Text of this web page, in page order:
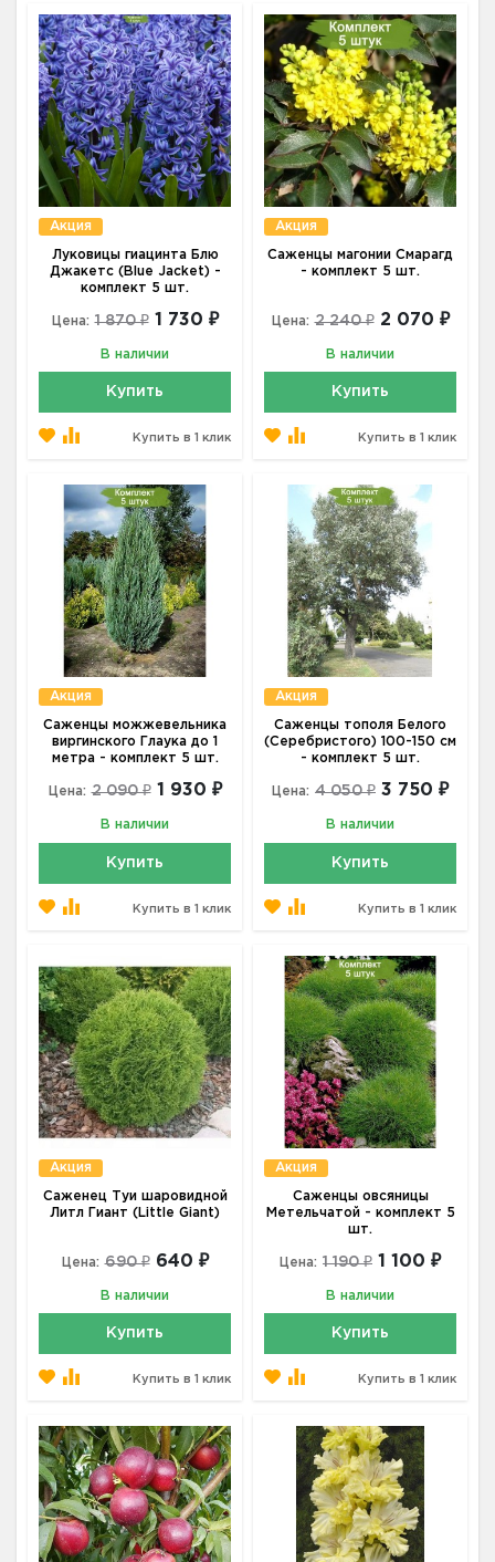
Акция
Луковицы гиацинта Блю
Джакетс (Blue Jacket) -
комплект 5 шт.
Цена: 1 870 ₽ 1 730 ₽
В наличии
Купить
Купить в 1 клик
Акция
Саженцы магонии Смарагд
- комплект 5 шт.
Цена: 2 240 ₽ 2 070 ₽
В наличии
Купить
Купить в 1 клик
Акция
Саженцы можжевельника
виргинского Глаука до 1
метра - комплект 5 шт.
Цена: 2 090 ₽ 1 930 ₽
В наличии
Купить
Купить в 1 клик
Акция
Саженцы тополя Белого
(Серебристого) 100-150 см
- комплект 5 шт.
Цена: 4 050 ₽ 3 750 ₽
В наличии
Купить
Купить в 1 клик
Акция
Саженец Туи шаровидной
Литл Гиант (Little Giant)
Цена: 690 ₽ 640 ₽
В наличии
Купить
Купить в 1 клик
Акция
Саженцы овсяницы
Метельчатой - комплект 5
шт.
Цена: 1 190 ₽ 1 100 ₽
В наличии
Купить
Купить в 1 клик